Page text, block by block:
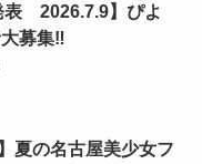
表 2026.7.9】ぴよ
募集‼️
夏の名古屋美少女フ